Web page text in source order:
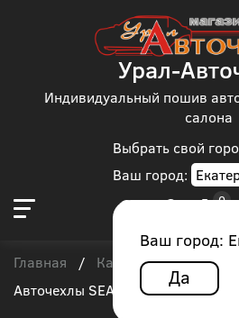
Выбрать свой
Ваш город:
Ваш город:
Да
Урал-
Индивидуальный пошив
салона
Главная / Каталог чехлов /
Авточехлы SEAT Altea жаккард